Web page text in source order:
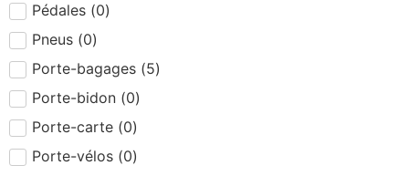
Pédales (0)
Pneus (0)
Porte-bagages (5)
Porte-bidon (0)
Porte-carte (0)
Porte-vélos (0)